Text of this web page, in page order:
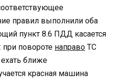
правил выполнили оба
пункт 8.6 ПДД касается
при повороте направо ТС
ближе
красная машина